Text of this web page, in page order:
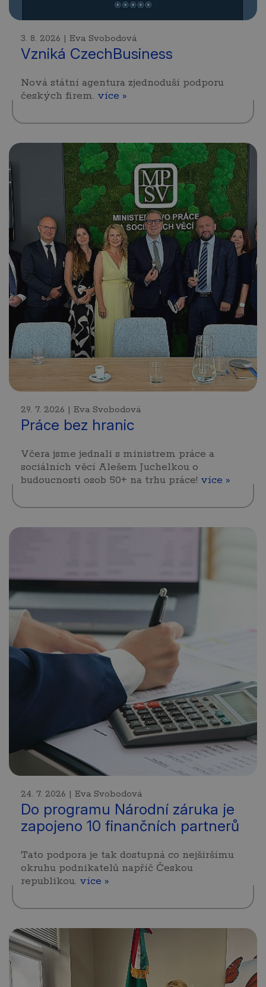
3. 8. 2026 | Eva Svobodová
Vzniká CzechBusiness
Nová státní agentura zjednoduší podporu
českých firem. více »
29. 7. 2026 | Eva Svobodová
Práce bez hranic
Včera jsme jednali s ministrem práce a
sociálních věcí Alešem Juchelkou o
budoucnosti osob 50+ na trhu práce! více »
24. 7. 2026 | Eva Svobodová
Do programu Národní záruka je
zapojeno 10 finančních partnerů
Tato podpora je tak dostupná co nejširšímu
okruhu podnikatelů napříč Českou
republikou. více »